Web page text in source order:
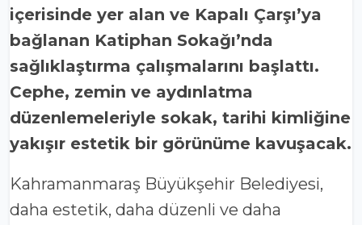
içerisinde yer alan ve Kapalı Çarşı’ya
bağlanan Katiphan Sokağı’nda
sağlıklaştırma çalışmalarını başlattı.
Cephe, zemin ve aydınlatma
düzenlemeleriyle sokak, tarihi kimliğine
yakışır estetik bir görünüme kavuşacak.
Kahramanmaraş Büyükşehir Belediyesi,
daha estetik, daha düzenli ve daha